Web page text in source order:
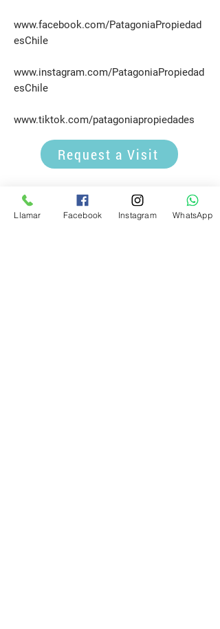
www.facebook.com/PatagoniaPropiedad
esChile
www.instagram.com/PatagoniaPropiedad
esChile
www.tiktok.com/patagoniapropiedades
Request a Visit
propiedadespatagonia.cl@gmail.com
Llamar Facebook Instagram WhatsApp